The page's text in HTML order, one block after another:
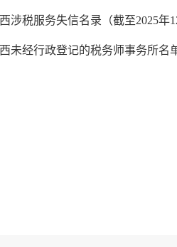
涉税服务失信名录（截至2025年
未经行政登记的税务师事务所名